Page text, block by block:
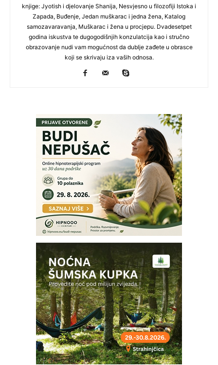
knjige: Jyotish i djelovanje Shanija, Nesvjesno u filozofiji Istoka i
Zapada, Buđenje, Jedan muškarac i jedna žena, Katalog
samozavaravanja, Muškarac i žena u procjepu. Dvadesetpet
godina iskustva te dugogodišnjih konzulatcija kao i stručno
obrazovanje nudi vam mogućnost da dublje zađete u obrasce
koji se skrivaju iza vaših odnosa.